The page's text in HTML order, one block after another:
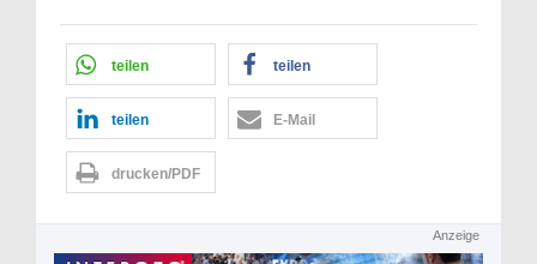
teilen teilen
teilen E-Mail
drucken/PDF
Anzeige